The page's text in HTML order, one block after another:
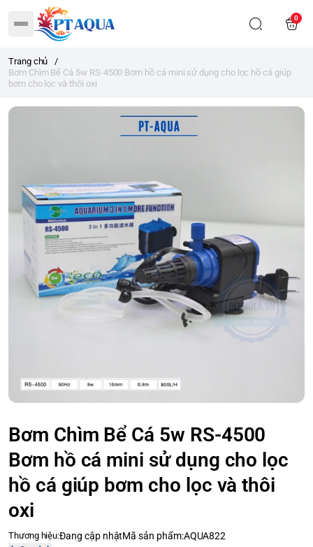
0
Trang chủ
/
Bơm Chìm Bể Cá 5w RS-4500 Bơm hồ cá mini sử dụng cho lọc hồ cá giúp
bơm cho lọc và thôi oxi
Bơm Chìm Bể Cá 5w RS-4500
Bơm hồ cá mini sử dụng cho lọc
hồ cá giúp bơm cho lọc và thôi
oxi
Thương hiệu:Đang cập nhậtMã sản phẩm:AQUA822